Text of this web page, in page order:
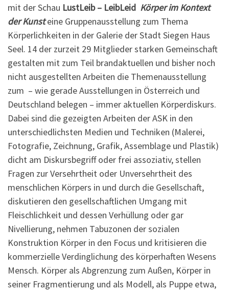
mit der Schau LustLeib – LeibLeid Körper im Kontext
der Kunsteine Gruppenausstellung zum Thema
Körperlichkeiten in der Galerie der Stadt Siegen Haus
Seel. 14 der zurzeit 29 Mitglieder starken Gemeinschaft
gestalten mit zum Teil brandaktuellen und bisher noch
nicht ausgestellten Arbeiten die Themenausstellung
zum – wie gerade Ausstellungen in Österreich und
Deutschland belegen – immer aktuellen Körperdiskurs.
Dabei sind die gezeigten Arbeiten der ASK in den
unterschiedlichsten Medien und Techniken (Malerei,
Fotografie, Zeichnung, Grafik, Assemblage und Plastik)
dicht am Diskursbegriff oder frei assoziativ, stellen
Fragen zur Versehrtheit oder Unversehrtheit des
menschlichen Körpers in und durch die Gesellschaft,
diskutieren den gesellschaftlichen Umgang mit
Fleischlichkeit und dessen Verhüllung oder gar
Nivellierung, nehmen Tabuzonen der sozialen
Konstruktion Körper in den Focus und kritisieren die
kommerzielle Verdinglichung des körperhaften Wesens
Mensch. Körper als Abgrenzung zum Außen, Körper in
seiner Fragmentierung und als Modell, als Puppe etwa,